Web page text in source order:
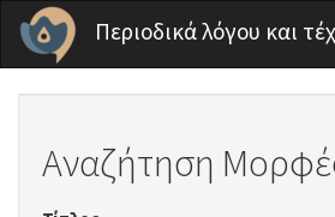
Παράκαμψη προς το κυρίως περιεχόμενο
Περιοδικά λόγου και
Αναζήτηση